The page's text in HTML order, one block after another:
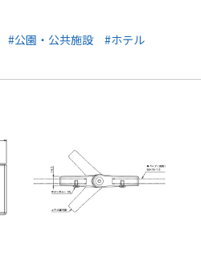
#公園・公共施設 #ホテル